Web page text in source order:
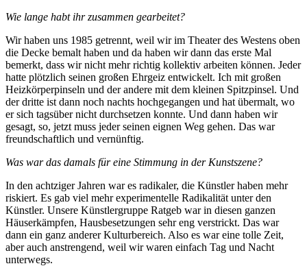
Wie lange habt ihr zusammen gearbeitet?
Wir haben uns 1985 getrennt, weil wir im Theater des Westens oben
die Decke bemalt haben und da haben wir dann das erste Mal
bemerkt, dass wir nicht mehr richtig kollektiv arbeiten können. Jeder
hatte plötzlich seinen großen Ehrgeiz entwickelt. Ich mit großen
Heizkörperpinseln und der andere mit dem kleinen Spitzpinsel. Und
der dritte ist dann noch nachts hochgegangen und hat übermalt, wo
er sich tagsüber nicht durchsetzen konnte. Und dann haben wir
gesagt, so, jetzt muss jeder seinen eignen Weg gehen. Das war
freundschaftlich und vernünftig.
Was war das damals für eine Stimmung in der Kunstszene?
In den achtziger Jahren war es radikaler, die Künstler haben mehr
riskiert. Es gab viel mehr experimentelle Radikalität unter den
Künstler. Unsere Künstlergruppe Ratgeb war in diesen ganzen
Häuserkämpfen, Hausbesetzungen sehr eng verstrickt. Das war
dann ein ganz anderer Kulturbereich. Also es war eine tolle Zeit,
aber auch anstrengend, weil wir waren einfach Tag und Nacht
unterwegs.